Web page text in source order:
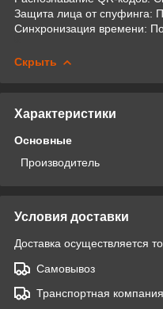
Защита лица от спуфинга:
Синхронизация времени:
Скрыть
Характеристики
Основные
Производитель
Условия доставки
Доставка осуществляется
Самовывоз
Транспортная компания